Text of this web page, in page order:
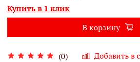
(0) Добавить в
Купить в 1 клик
В корзину